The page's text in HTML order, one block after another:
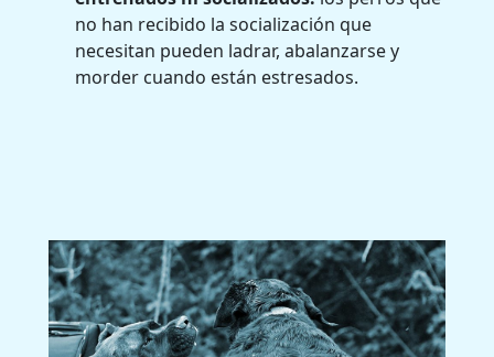
no han recibido la socialización que
necesitan pueden ladrar, abalanzarse y
morder cuando están estresados.